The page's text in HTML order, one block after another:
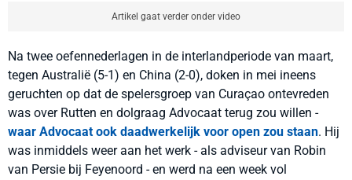
Artikel gaat verder onder video
Na twee oefennederlagen in de interlandperiode van maart,
tegen Australië (5-1) en China (2-0), doken in mei ineens
geruchten op dat de spelersgroep van Curaçao ontevreden
was over Rutten en dolgraag Advocaat terug zou willen -
waar Advocaat ook daadwerkelijk voor open zou staan. Hij
was inmiddels weer aan het werk - als adviseur van Robin
van Persie bij Feyenoord - en werd na een week vol